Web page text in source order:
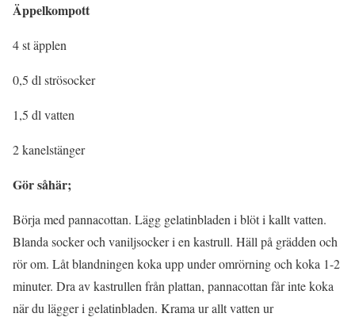
Äppelkompott
4 st äpplen
0,5 dl strösocker
1,5 dl vatten
2 kanelstänger
Gör såhär;
Börja med pannacottan. Lägg gelatinbladen i blöt i kallt vatten.
Blanda socker och vaniljsocker i en kastrull. Häll på grädden och
rör om. Låt blandningen koka upp under omrörning och koka 1-2
minuter. Dra av kastrullen från plattan, pannacottan får inte koka
när du lägger i gelatinbladen. Krama ur allt vatten ur